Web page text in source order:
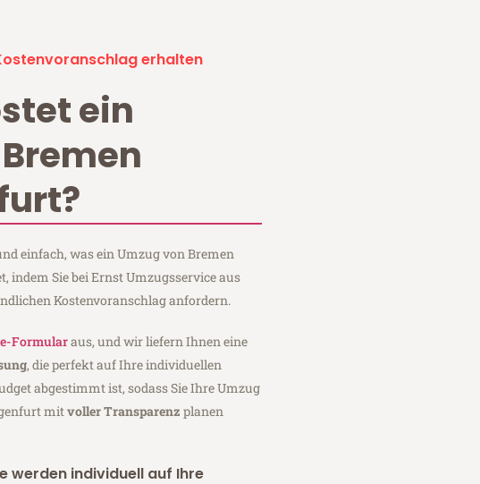
erhalten
ein
einfach, was ein Umzug von Bremen
indem Sie bei Ernst Umzugsservice aus
Kostenvoranschlag anfordern.
Formularaus, und wir liefern Ihnen eine
, die perfekt auf Ihre individuellen
abgestimmt ist, sodass Sie Ihre Umzug
mitvoller Transparenz planen
werden individuell auf Ihre